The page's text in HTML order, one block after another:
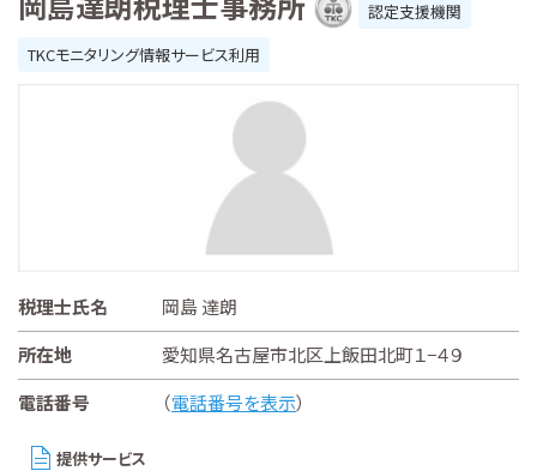
認定支援機関
TKCモニタリング情報サービス利用
税理士氏名
岡島 達朗
所在地
愛知県名古屋市北区上飯田北町１−４９
電話番号
（電話番号を表示）
提供サービス